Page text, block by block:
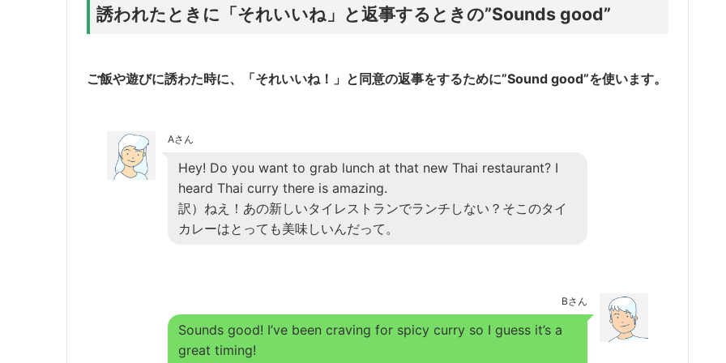
誘われたときに「それいいね」と返事するときの”Sounds good”
ご飯や遊びに誘わた時に、「それいいね！」と同意の返事をするために”Sound good”を使います。
Aさん
Hey! Do you want to grab lunch at that new Thai restaurant? I
heard Thai curry there is amazing.
訳）ねえ！あの新しいタイレストランでランチしない？そこのタイ
カレーはとっても美味しいんだって。
Bさん
Sounds good! I’ve been craving for spicy curry so I guess it’s a
great timing!